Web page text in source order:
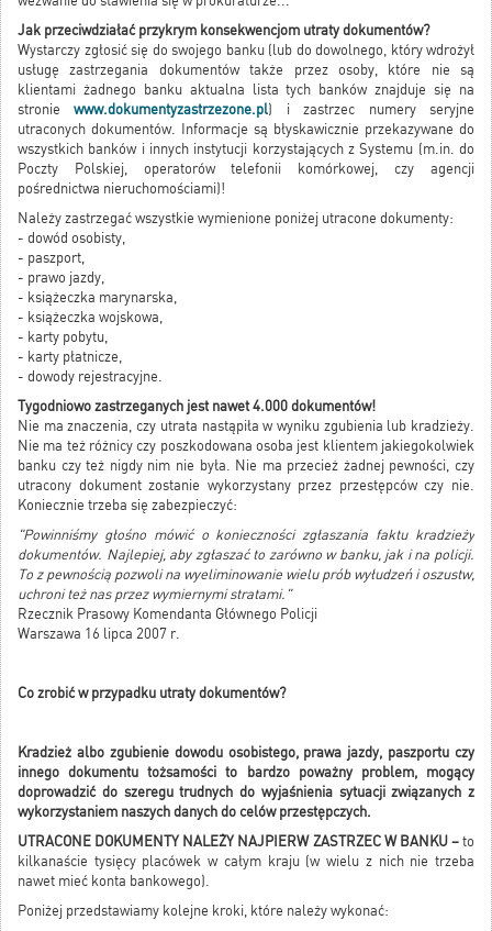
Jak przeciwdziałać przykrym konsekwencjom utraty dokumentów?
Wystarczy zgłosić się do swojego banku (lub do dowolnego, który wdrożył
usługę zastrzegania dokumentów także przez osoby, które nie są
klientami żadnego banku aktualna lista tych banków znajduje się na
stroniewww.dokumentyzastrzezone.pl) i zastrzec numery seryjne
utraconych dokumentów. Informacje są błyskawicznie przekazywane do
wszystkich banków i innych instytucji korzystających z Systemu (m.in. do
Poczty Polskiej, operatorów telefonii komórkowej, czy agencji
pośrednictwa nieruchomościami)!
Należy zastrzegać wszystkie wymienione poniżej utracone dokumenty:
- dowód osobisty,
- paszport,
- prawo jazdy,
- książeczka marynarska,
- książeczka wojskowa,
- karty pobytu,
- karty płatnicze,
- dowody rejestracyjne.
Tygodniowo zastrzeganych jest nawet 4.000 dokumentów!
Nie ma znaczenia, czy utrata nastąpiła w wyniku zgubienia lub kradzieży.
Nie ma też różnicy czy poszkodowana osoba jest klientem jakiegokolwiek
banku czy też nigdy nim nie była. Nie ma przecież żadnej pewności, czy
utracony dokument zostanie wykorzystany przez przestępców czy nie.
Koniecznie trzeba się zabezpieczyć:
"Powinniśmy głośno mówić o konieczności zgłaszania faktu kradzieży
dokumentów. Najlepiej, aby zgłaszać to zarówno w banku, jak i na policji.
To z pewnością pozwoli na wyeliminowanie wielu prób wyłudzeń i oszustw,
uchroni też nas przez wymiernymi stratami."
Rzecznik Prasowy Komendanta Głównego Policji
Warszawa 16 lipca 2007 r.
Co zrobić w przypadku utraty dokumentów?
Kradzież albo zgubienie dowodu osobistego, prawa jazdy, paszportu czy
innego dokumentu tożsamości to bardzo poważny problem, mogący
doprowadzić do szeregu trudnych do wyjaśnienia sytuacji związanych z
wykorzystaniem naszych danych do celów przestępczych.
UTRACONE DOKUMENTY NALEŻY NAJPIERW ZASTRZEC W BANKU – to
kilkanaście tysięcy placówek w całym kraju (w wielu z nich nie trzeba
nawet mieć konta bankowego).
Poniżej przedstawiamy kolejne kroki, które należy wykonać: